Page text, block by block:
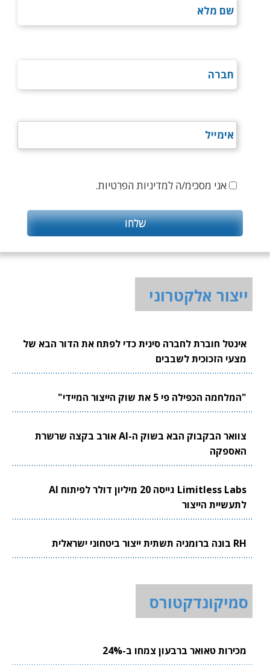
אני מסכימ/ה למדיניות הפרטיות.
ייצור אלקטרוני
אינטל חוברת לחברה סינית כדי לפתח את הדור הבא של
מצעי הזכוכית לשבבים
"המלחמה הכפילה פי 5 את שוק הייצור המיידי"
צוואר הבקבוק הבא בשוק ה-AI אורב בקצה שרשרת
האספקה
Limitless Labs גייסה 20 מיליון דולר לפיתוח AI
לתעשיית הייצור
RH בונה ברומניה תשתית ייצור ביטחוני ישראלית
סמיקונדקטורס
מכירות טאואר ברבעון צמחו ב-24%